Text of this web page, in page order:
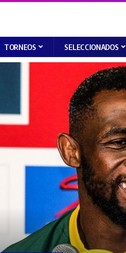
TORNEOS SELECCIONADOS